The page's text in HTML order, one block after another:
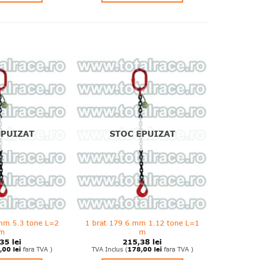
❤
Adauga
in
5.3 tone L=2
lei
lei fara TVA )
❤
Adauga
in
STOC EPUIZAT
1 brat 179 6 mm 1.12 tone L=1
m
215,38 lei
TVA Inclus (178,00 leifara TVA )